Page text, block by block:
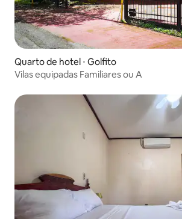
Quarto de hotel ⋅ Golfito
Vilas equipadas Familiares ou A